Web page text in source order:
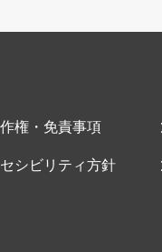
権・免責事項
シビリティ方針